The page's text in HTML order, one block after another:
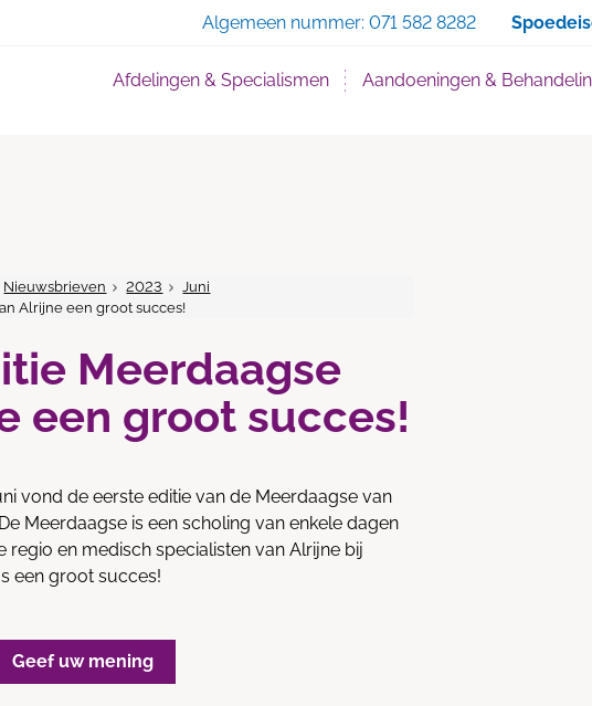
Algemeen nummer: 071 582 8282
Afdelingen & Specialismen Aandoeningen &
Nieuwsbrieven 2023
Juni
Alrijne een groot succes!
Meerdaagse
een groot succes!
vond de eerste editie van de Meerdaagse van
Meerdaagse is een scholing van enkele dagen
regio en medisch specialisten van Alrijne bij
een groot succes!
Geef uw mening